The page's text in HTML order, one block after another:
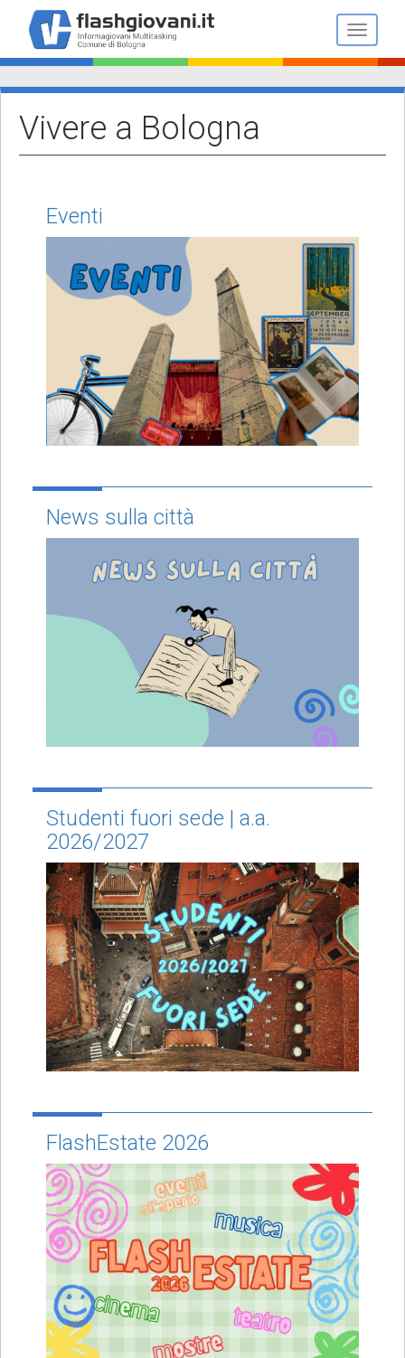
contenuto
principale
Toggle
Vivere a Bologna
Eventi
News sulla città
Studenti fuori sede | a.a.
2026/2027
FlashEstate 2026